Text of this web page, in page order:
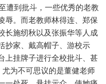
遭到批斗，一些优秀的老教
辱。而老教师林得连、郑保
长施纫秋以及张振华等人成
抄家、戴高帽子、游校示
上挂牌子进行全校批斗、甚
尤为不可思议的是董健老师